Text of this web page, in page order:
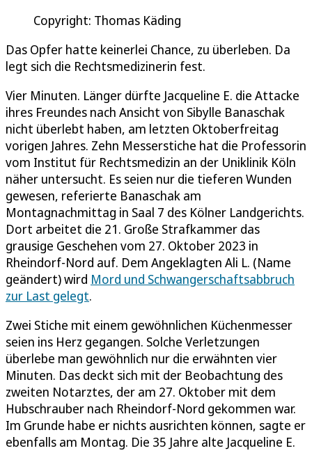
Copyright: Thomas Käding
Das Opfer hatte keinerlei Chance, zu überleben. Da
legt sich die Rechtsmedizinerin fest.
Vier Minuten. Länger dürfte Jacqueline E. die Attacke
ihres Freundes nach Ansicht von Sibylle Banaschak
nicht überlebt haben, am letzten Oktoberfreitag
vorigen Jahres. Zehn Messerstiche hat die Professorin
vom Institut für Rechtsmedizin an der Uniklinik Köln
näher untersucht. Es seien nur die tieferen Wunden
gewesen, referierte Banaschak am
Montagnachmittag in Saal 7 des Kölner Landgerichts.
Dort arbeitet die 21. Große Strafkammer das
grausige Geschehen vom 27. Oktober 2023 in
Rheindorf-Nord auf. Dem Angeklagten Ali L. (Name
geändert) wird Mord und Schwangerschaftsabbruch
zur Last gelegt.
Zwei Stiche mit einem gewöhnlichen Küchenmesser
seien ins Herz gegangen. Solche Verletzungen
überlebe man gewöhnlich nur die erwähnten vier
Minuten. Das deckt sich mit der Beobachtung des
zweiten Notarztes, der am 27. Oktober mit dem
Hubschrauber nach Rheindorf-Nord gekommen war.
Im Grunde habe er nichts ausrichten können, sagte er
ebenfalls am Montag. Die 35 Jahre alte Jacqueline E.